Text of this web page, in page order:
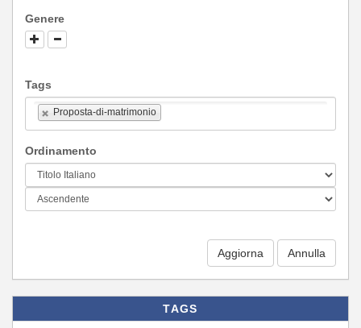
Genere
Tags
Proposta-di-matrimonio
Ordinamento
Aggiorna
TAGS